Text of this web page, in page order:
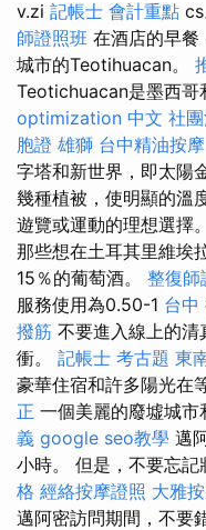
v.zi 記帳士 會計重點 cs
師證照班 在酒店的早餐
城市的Teotihuacan。
Teotichuacan是墨西哥
optimization 中文 社
胞證 雄獅 台中精油按摩
字塔和新世界，即太陽
幾種植被，使明顯的溫
遊覽或運動的理想選擇
那些想在土耳其里維埃
15％的葡萄酒。 整復師
服務使用為0.50-1 台中
撥筋 不要進入線上的清
衝。 記帳士 考古題 東
豪華住宿和許多陽光在
正 一個美麗的廢墟城市
義 google seo教學 邁
小時。 但是，不要忘記
格 經絡按摩證照 大雅
邁阿密訪問期間，不要